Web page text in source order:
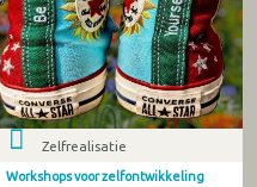
Zelfrealisatie
Workshops voor zelfontwikkeling